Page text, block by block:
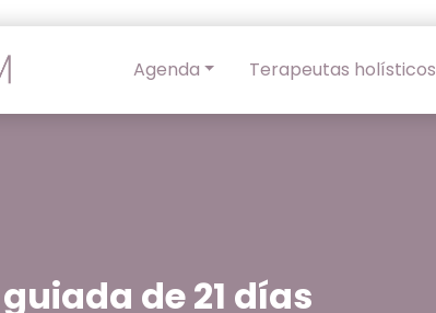
Agenda Terapeutas holísticos
de 21 días